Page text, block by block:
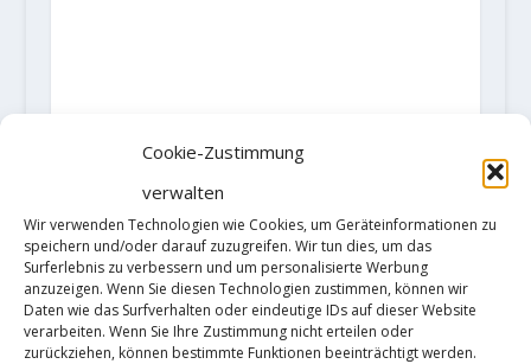
Cookie-Zustimmung
verwalten
Wir verwenden Technologien wie Cookies, um Geräteinformationen zu
speichern und/oder darauf zuzugreifen. Wir tun dies, um das
Surferlebnis zu verbessern und um personalisierte Werbung
anzuzeigen. Wenn Sie diesen Technologien zustimmen, können wir
Daten wie das Surfverhalten oder eindeutige IDs auf dieser Website
verarbeiten. Wenn Sie Ihre Zustimmung nicht erteilen oder
zurückziehen, können bestimmte Funktionen beeinträchtigt werden.